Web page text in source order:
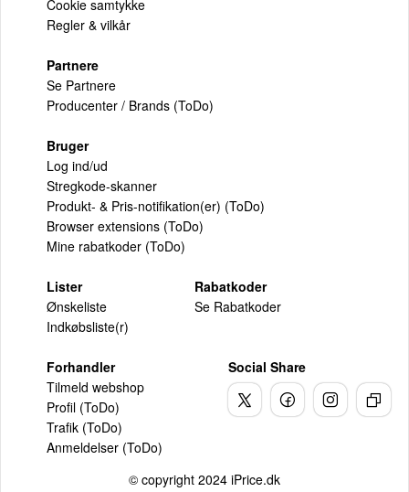
Cookie samtykke
Regler & vilkår
Partnere
Se Partnere
Producenter / Brands (ToDo)
Bruger
Log ind/ud
Stregkode-skanner
Produkt- & Pris-notifikation(er) (ToDo)
Browser extensions (ToDo)
Mine rabatkoder (ToDo)
Lister
Ønskeliste
Indkøbsliste(r)
Rabatkoder
Se Rabatkoder
Forhandler
Tilmeld webshop
Profil (ToDo)
Trafik (ToDo)
Anmeldelser (ToDo)
Social Share
© copyright 2024 iPrice.dk